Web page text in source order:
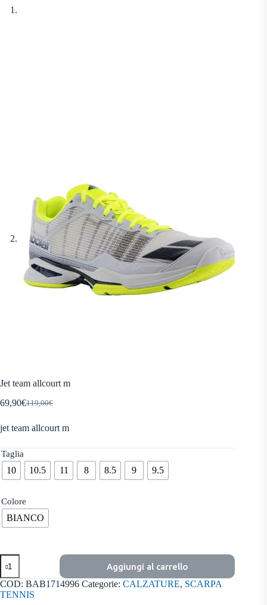
Jet team allcourt m
119,00€
Il
originale
119,00€.
69,90€Il
attuale
69,90€.
jet team allcourt m
Taglia
10 10.5 11 8 8.5 9 9.5
Colore
BIANCO
Jet
team
allcourt
m
quantità
Aggiungi al carrello
COD: BAB1714996 Categorie: CALZATURE, SCARPA
TENNIS